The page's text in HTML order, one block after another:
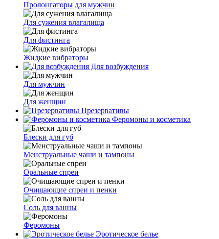
Пролонгаторы для мужчин
Для сужения влагалища
Для фистинга
Жидкие вибраторы
Для возбуждения
Для мужчин
Для женщин
Презервативы
Феромоны и косметика
Блески для губ
Менструальные чаши и тампоны
Оральные спреи
Очищающие спреи и пенки
Соль для ванны
Феромоны
Эротическое белье